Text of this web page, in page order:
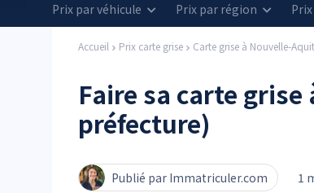
Prix par véhicule Prix par région
Accueil Prix carte grise Carte grise à Nouvelle-
Faire sa carte
préfecture)
Publié par Immatriculer.com 1